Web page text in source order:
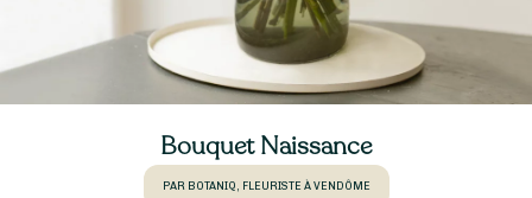
Bouquet Naissance
PAR BOTANIQ, FLEURISTE À VENDÔME